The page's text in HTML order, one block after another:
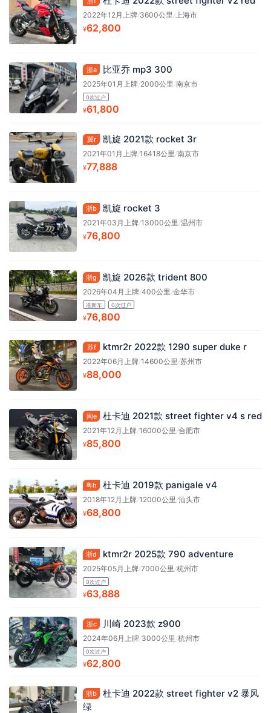
2022年12月上牌/3600公里/上海市
¥62,800
浙a 比亚乔 mp3 300
2025年01月上牌/2000公里/南京市
0次过户
¥61,800
冀r 凯旋 2021款 rocket 3r
2021年01月上牌/16418公里/南京市
¥77,888
浙b 凯旋 rocket 3
2021年03月上牌/13000公里/温州市
¥76,800
浙g 凯旋 2026款 trident 800
2026年04月上牌/400公里/金华市
准新车 0次过户
¥76,800
苏f ktmr2r 2022款 1290 super duke r
2022年06月上牌/14600公里/苏州市
¥88,000
闽e 杜卡迪 2021款 street fighter v4 s red
2021年12月上牌/16000公里/合肥市
¥85,800
粤h 杜卡迪 2019款 panigale v4
2018年12月上牌/12000公里/汕头市
¥68,800
浙d ktmr2r 2025款 790 adventure
2025年05月上牌/7000公里/杭州市
0次过户
¥63,888
浙c 川崎 2023款 z900
2024年06月上牌/3000公里 /杭州市
0次过户
¥62,800
浙b
杜卡迪 2022款 street fighter v2 暴风
绿